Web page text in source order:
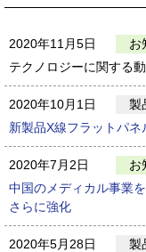
2020年11月5日
お
テクノロジーに関する
2020年10月1日
製
新製品X線フラットパ
2020年7月2日
お
中国のメディカル事業
さらに強化
2020年5月28日
製